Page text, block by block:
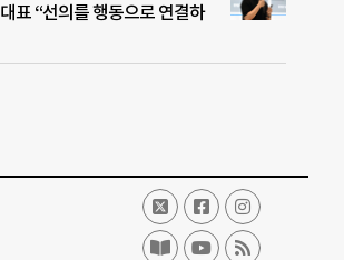
표 “선의를 행동으로 연결하